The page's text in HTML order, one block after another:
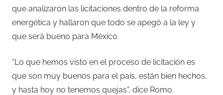
que analizaron las licitaciones dentro de la reforma
energética y hallaron que todo se apegó a la ley y
que será bueno para México.
“Lo que hemos visto en el proceso de licitación es
que son muy buenos para el país, están bien hechos,
y hasta hoy no tenemos quejas”, dice Romo.